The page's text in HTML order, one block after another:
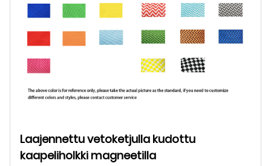
Laajennettu vetoketjulla kudottu
kaapeliholkki magneetilla